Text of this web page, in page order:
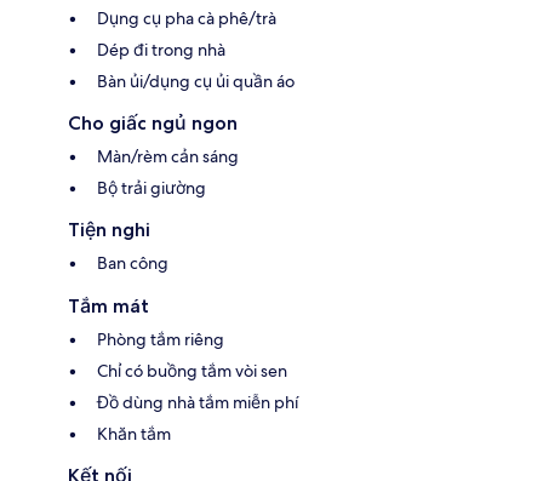
Dụng cụ pha cà phê/trà
Dép đi trong nhà
Bàn ủi/dụng cụ ủi quần áo
Cho giấc ngủ ngon
Màn/rèm cản sáng
Bộ trải giường
Tiện nghi
Ban công
Tắm mát
Phòng tắm riêng
Chỉ có buồng tắm vòi sen
Đồ dùng nhà tắm miễn phí
Khăn tắm
Kết nối